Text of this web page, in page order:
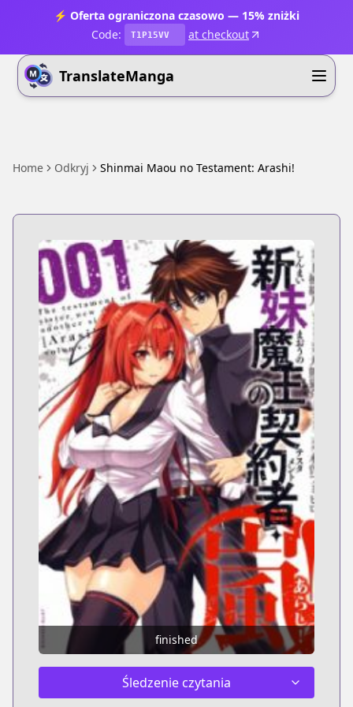
⚡ Oferta ograniczona czasowo — 15% zniżki
Code:
T1P15VV at checkout
TranslateManga
Home Odkryj Shinmai Maou no Testament: Arashi!
finished
Śledzenie czytania